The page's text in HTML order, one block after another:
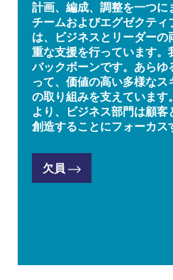
計画、編成、調整を一つに
チームおよびエグゼクティ
は、ビジネスとリーダー
重な支援を行っています。
バックボーンです。あらゆ
って、価値の高い多様な
の取り組みを支えています
より、ビジネス部門は顧
創造することにフォーカス
欠員